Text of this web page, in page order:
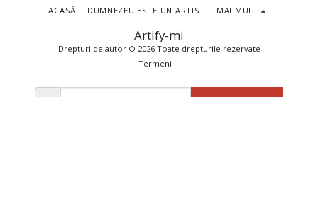
Artify-mi
Drepturi de autor © 2026 Toate drepturile rezervate
Termeni
ACASĂ DUMNEZEU ESTE UN ARTIST MAI MULT